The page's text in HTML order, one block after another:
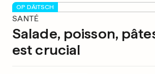
OP DÄITSCH
SANTÉ
Salade, poisson,
est crucial